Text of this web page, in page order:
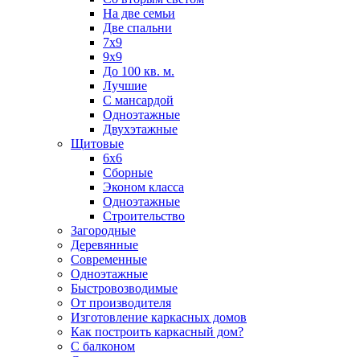
На две семьи
Две спальни
7х9
9х9
До 100 кв. м.
Лучшие
С мансардой
Одноэтажные
Двухэтажные
Щитовые
6х6
Сборные
Эконом класса
Одноэтажные
Строительство
Загородные
Деревянные
Современные
Одноэтажные
Быстровозводимые
От производителя
Изготовление каркасных домов
Как построить каркасный дом?
С балконом